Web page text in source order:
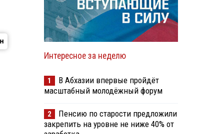
Интересное за неделю
1
В Абхазии впервые пройдёт
масштабный молодёжный форум
2
Пенсию по старости предложили
закрепить на уровне не ниже 40% от